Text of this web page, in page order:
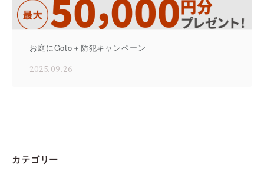
お庭にGoto＋防犯キャンペーン
2025.09.26
カテゴリー